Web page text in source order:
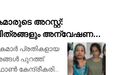
പേർക്ക്
വ്യാ
അറസ്റ്റ്:
അന്വേഷണ
പ്രതികളായ
പുറത്ത്.
കേന്ദ്രീകരിച്ച്